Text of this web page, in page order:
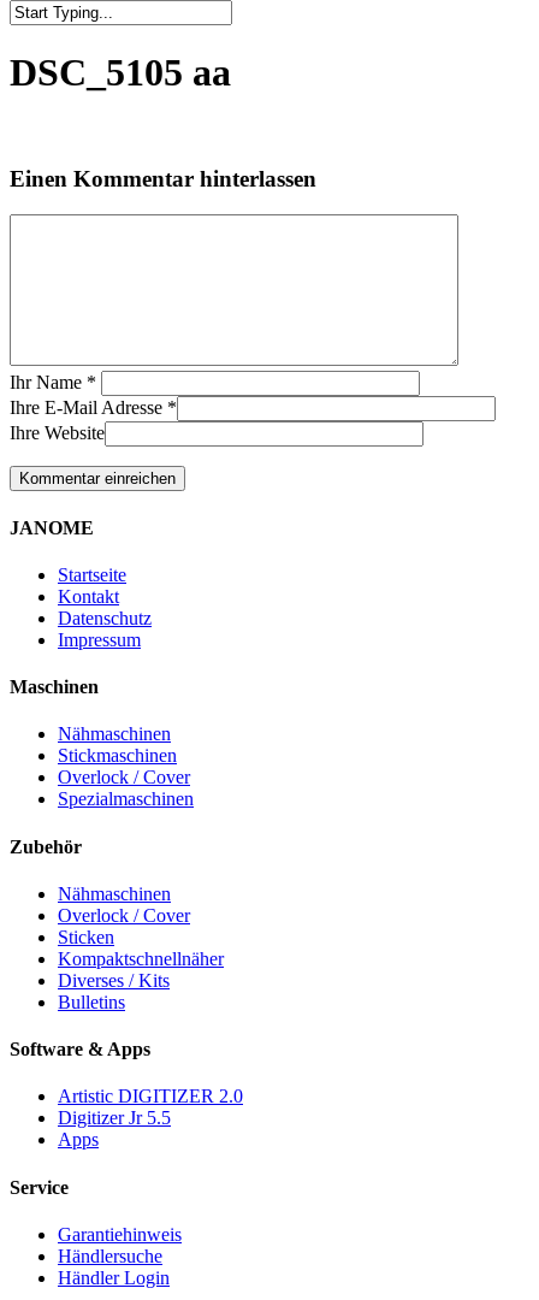
DSC_5105 aa
Einen Kommentar hinterlassen
Ihr Name *
Ihre E-Mail Adresse *
Ihre Website
JANOME
Startseite
Kontakt
Datenschutz
Impressum
Maschinen
Nähmaschinen
Stickmaschinen
Overlock / Cover
Spezialmaschinen
Zubehör
Nähmaschinen
Overlock / Cover
Sticken
Kompaktschnellnäher
Diverses / Kits
Bulletins
Software & Apps
Artistic DIGITIZER 2.0
Digitizer Jr 5.5
Apps
Service
Garantiehinweis
Händlersuche
Händler Login